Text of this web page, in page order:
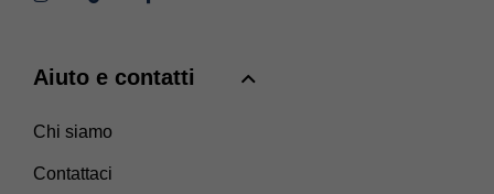
Aiuto e contatti
Chi siamo
Contattaci